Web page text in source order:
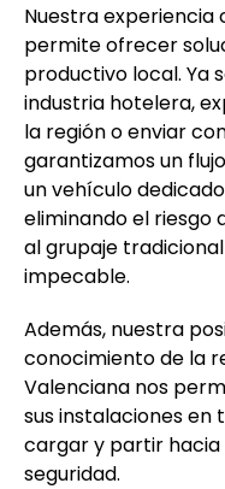
Nuestra experiencia
permite ofrecer
productivo local. Ya
industria hotelera,
la región o enviar
garantizamos un
un vehículo
eliminando el riesgo
al grupaje
impecable.
Además, nuestra
conocimiento de la
Valenciana nos
sus instalaciones
cargar y partir
seguridad.